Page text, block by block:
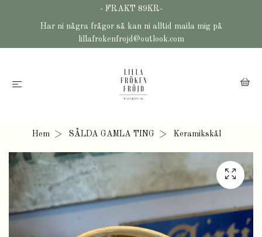
- FRAKT 89KR-
Har ni några frågor så kan ni alltid maila mig på
lillafrokenfrojd@outlook.com
Hem SÅLDA GAMLA TING Keramikskål